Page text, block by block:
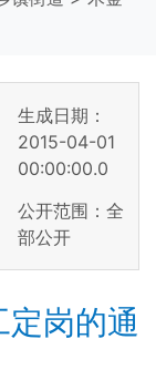
生成日期：
2015-04-01
00:00:00.0
公开范围：全
部公开
岗的通